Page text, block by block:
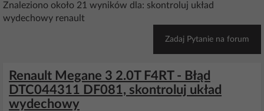
Znaleziono około 21 wyników dla: skontroluj układ
wydechowy renault
Zadaj Pytanie na forum
Renault Megane 3 2.0T F4RT - Błąd
DTC044311 DF081, skontroluj układ
wydechowy